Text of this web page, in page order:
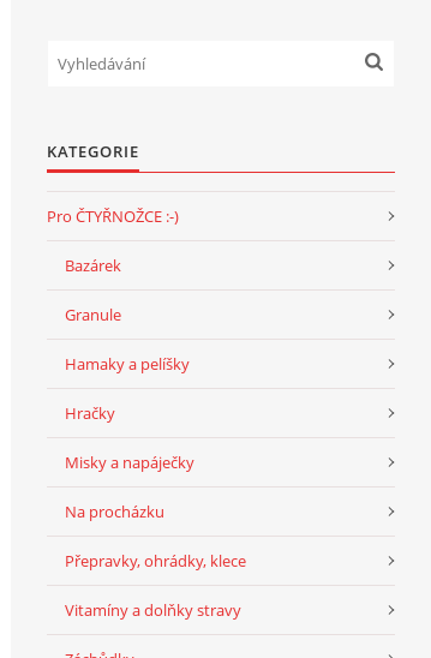
KATEGORIE
Pro ČTYŘNOŽCE :-)
Bazárek
Granule
Hamaky a pelíšky
Hračky
Misky a napáječky
Na procházku
Přepravky, ohrádky, klece
Vitamíny a dolňky stravy